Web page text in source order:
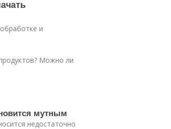
и
Можно ли
мутным
недостаточно